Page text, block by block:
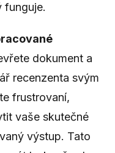
funguje.
dokument a
recenzenta svým
frustrovaní,
vaše skutečné
výstup. Tato